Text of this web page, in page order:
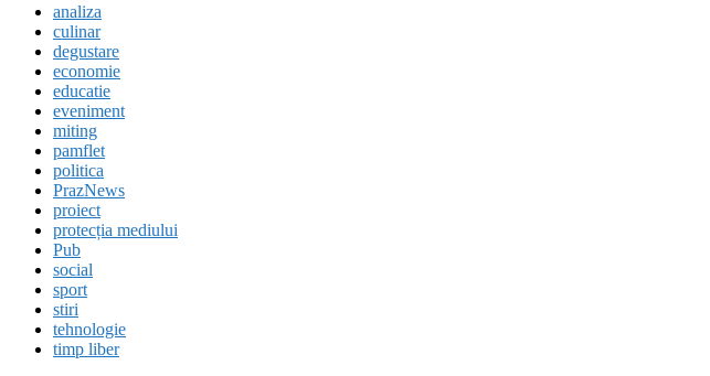
analiza
culinar
degustare
economie
educatie
eveniment
miting
pamflet
politica
PrazNews
proiect
protecția mediului
Pub
social
sport
stiri
tehnologie
timp liber